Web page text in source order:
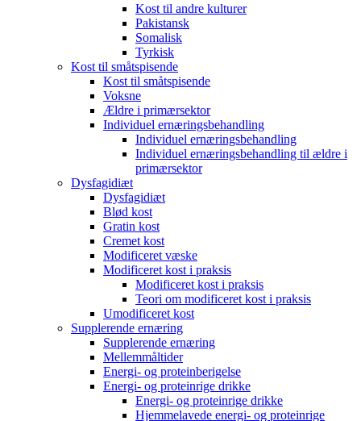
Kost til andre kulturer
Pakistansk
Somalisk
Tyrkisk
Kost til småtspisende
Kost til småtspisende
Voksne
Ældre i primærsektor
Individuel ernæringsbehandling
Individuel ernæringsbehandling
Individuel ernæringsbehandling til ældre i
primærsektor
Dysfagidiæt
Dysfagidiæt
Blød kost
Gratin kost
Cremet kost
Modificeret væske
Modificeret kost i praksis
Modificeret kost i praksis
Teori om modificeret kost i praksis
Umodificeret kost
Supplerende ernæring
Supplerende ernæring
Mellemmåltider
Energi- og proteinberigelse
Energi- og proteinrige drikke
Energi- og proteinrige drikke
Hjemmelavede energi- og proteinrige